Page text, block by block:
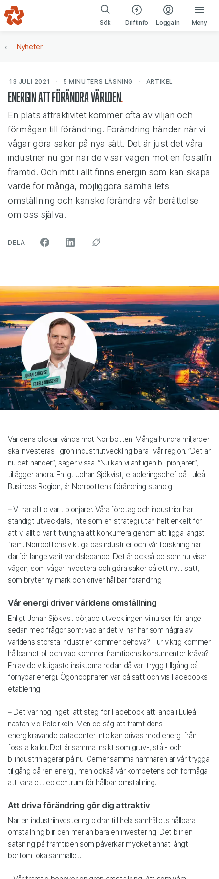
Gå till navigering
Gå till innehåll
Sök Driftinfo Logga in(öppnas i ny
Meny
Nyheter
13 JULI 2021 5 MINUTERS LÄSNING ARTIKEL
Energin att förändra världen
En plats attraktivitet kommer ofta av viljan och
förmågan till förändring. Förändring händer när vi
vågar göra saker på nya sätt. Det är just det våra
industrier nu gör när de visar vägen mot en fossilfri
framtid. Och mitt i allt finns energin som kan skapa
värde för många, möjliggöra samhällets
omställning och kanske förändra vår berättelse
om oss själva.
DELA ARTIKELN PÅ SOCIALA MEDIER"
Världens blickar vänds mot Norrbotten. Många hundra miljarder
ska investeras i grön industriutveckling bara i vår region. ”Det är
nu det händer”, säger vissa. ”Nu kan vi äntligen bli pionjärer”,
tillägger andra. Enligt Johan Sjökvist, etableringschef på Luleå
Business Region, är Norrbottens förändring ständig.
– Vi har alltid varit pionjärer. Våra företag och industrier har
ständigt utvecklats, inte som en strategi utan helt enkelt för
att vi alltid varit tvungna att konkurrera genom att ligga längst
fram. Norrbottens viktiga basindustrier och vår forskning har
därför länge varit världsledande. Det är också de som nu visar
vägen; som vågar investera och göra saker på ett nytt sätt,
som bryter ny mark och driver hållbar förändring.
Vår energi driver världens omställning
Enligt Johan Sjökvist började utvecklingen vi nu ser för länge
sedan med frågor som: vad är det vi har här som några av
världens största industrier kommer behöva? Hur viktig kommer
hållbarhet bli och vad kommer framtidens konsumenter kräva?
En av de viktigaste insikterna redan då var: trygg tillgång på
förnybar energi. Ögonöppnaren var på sätt och vis Facebooks
etablering.
– Det var nog inget lätt steg för Facebook att landa i Luleå,
nästan vid Polcirkeln. Men de såg att framtidens
energikrävande datacenter inte kan drivas med energi från
fossila källor. Det är samma insikt som gruv-, stål- och
bilindustrin agerar på nu. Gemensamma nämnaren är vår trygga
tillgång på ren energi, men också vår kompetens och förmåga
att vara ett epicentrum för hållbar omställning.
Att driva förändring gör dig attraktiv
När en industriinvestering bidrar till hela samhällets hållbara
omställning blir den mer än bara en investering. Det blir en
satsning på framtiden som påverkar mycket annat långt
bortom lokalsamhället.